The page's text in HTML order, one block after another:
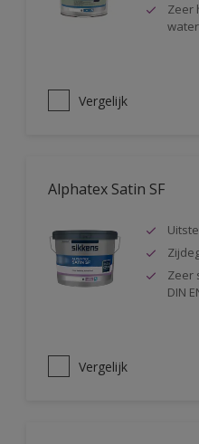
Zeer
Vergelijk
Alphatex Satin SF
Zeer
DIN
Vergelijk